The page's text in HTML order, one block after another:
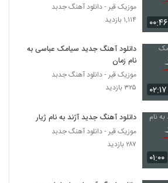
موزیک زیبای دم دستم از اواب مرادی
آهنگ سیام سلطانی بنام آواره
۲۲۴ بازدید
آهنگ بیگانه از محمد رنجبر(پاپ)
موزیک زیبای دوست دارم از سامان حریری
۲۱۸ بازدید
۰۰:۴۶
موزیک قیر - دانلود آهنگ جدبد
۱,۱۱۴ بازدید
۰۲:۱۷
دانلود آهنگ جدید سیامک عباسی به
نام زمان
موزیک قیر - دانلود آهنگ جدبد
۳۲۵ بازدید
۰۱:۰۰
دانلود آهنگ جدید آژند به نام ژیار
موزیک قیر - دانلود آهنگ جدبد
۲۸۷ بازدید